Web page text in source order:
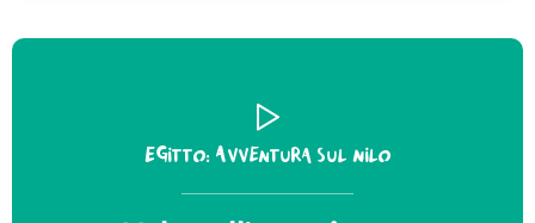
Egitto: Avventura sul Nilo